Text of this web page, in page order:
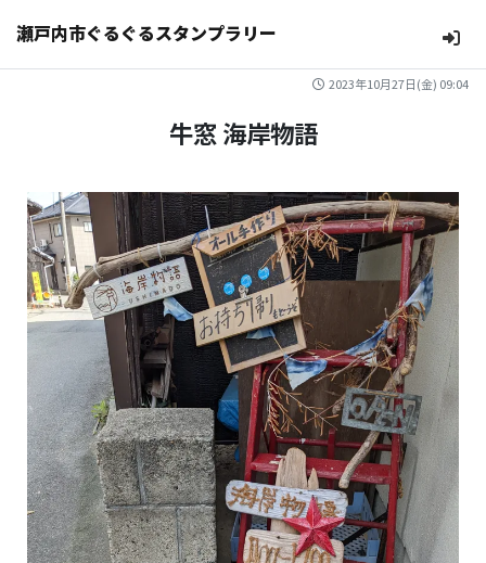
瀬戸内市ぐるぐるスタンプラリー
2023年10月27日(金) 09:04
牛窓 海岸物語